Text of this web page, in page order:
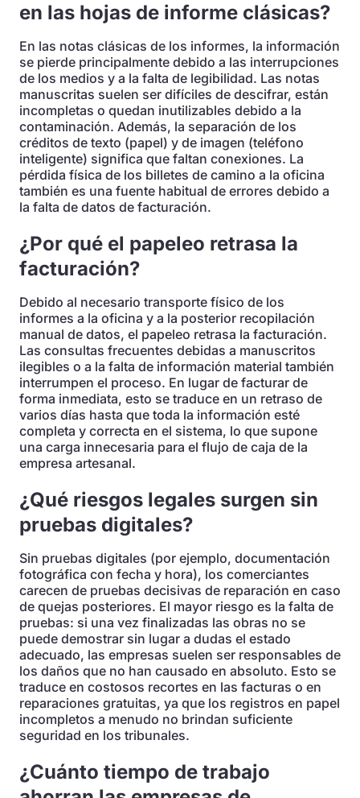
en las hojas de informe clásicas?
En las notas clásicas de los informes, la información
se pierde principalmente debido a las interrupciones
de los medios y a la falta de legibilidad. Las notas
manuscritas suelen ser difíciles de descifrar, están
incompletas o quedan inutilizables debido a la
contaminación. Además, la separación de los
créditos de texto (papel) y de imagen (teléfono
inteligente) significa que faltan conexiones. La
pérdida física de los billetes de camino a la oficina
también es una fuente habitual de errores debido a
la falta de datos de facturación.
¿Por qué el papeleo retrasa la
facturación?
Debido al necesario transporte físico de los
informes a la oficina y a la posterior recopilación
manual de datos, el papeleo retrasa la facturación.
Las consultas frecuentes debidas a manuscritos
ilegibles o a la falta de información material también
interrumpen el proceso. En lugar de facturar de
forma inmediata, esto se traduce en un retraso de
varios días hasta que toda la información esté
completa y correcta en el sistema, lo que supone
una carga innecesaria para el flujo de caja de la
empresa artesanal.
¿Qué riesgos legales surgen sin
pruebas digitales?
Sin pruebas digitales (por ejemplo, documentación
fotográfica con fecha y hora), los comerciantes
carecen de pruebas decisivas de reparación en caso
de quejas posteriores. El mayor riesgo es la falta de
pruebas: si una vez finalizadas las obras no se
puede demostrar sin lugar a dudas el estado
adecuado, las empresas suelen ser responsables de
los daños que no han causado en absoluto. Esto se
traduce en costosos recortes en las facturas o en
reparaciones gratuitas, ya que los registros en papel
incompletos a menudo no brindan suficiente
seguridad en los tribunales.
¿Cuánto tiempo de trabajo